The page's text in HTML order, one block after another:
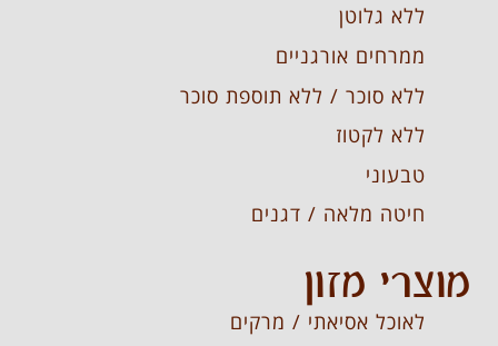
ללא גלוטן
ממרחים אורגניים
ללא סוכר / ללא תוספת סוכר
ללא לקטוז
טבעוני
חיטה מלאה / דגנים
מוצרי מזון
לאוכל אסיאתי / מרקים